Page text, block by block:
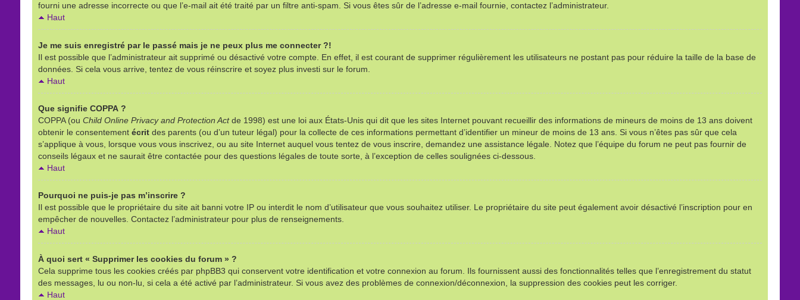
fourni une adresse incorrecte ou que l’e-mail ait été traité par un filtre anti-spam. Si vous êtes sûr de l’adresse e-mail fournie, contactez l’administrateur.
Haut
Je me suis enregistré par le passé mais je ne peux plus me connecter ?!
Il est possible que l’administrateur ait supprimé ou désactivé votre compte. En effet, il est courant de supprimer régulièrement les utilisateurs ne postant pas pour réduire la taille de la base de
données. Si cela vous arrive, tentez de vous réinscrire et soyez plus investi sur le forum.
Haut
Que signifie COPPA ?
COPPA (ou Child Online Privacy and Protection Actde 1998) est une loi aux États-Unis qui dit que les sites Internet pouvant recueillir des informations de mineurs de moins de 13 ans doivent
obtenir le consentement écritdes parents (ou d’un tuteur légal) pour la collecte de ces informations permettant d’identifier un mineur de moins de 13 ans. Si vous n’êtes pas sûr que cela
s’applique à vous, lorsque vous vous inscrivez, ou au site Internet auquel vous tentez de vous inscrire, demandez une assistance légale. Notez que l’équipe du forum ne peut pas fournir de
conseils légaux et ne saurait être contactée pour des questions légales de toute sorte, à l’exception de celles soulignées ci-dessous.
Haut
Pourquoi ne puis-je pas m’inscrire ?
Il est possible que le propriétaire du site ait banni votre IP ou interdit le nom d’utilisateur que vous souhaitez utiliser. Le propriétaire du site peut également avoir désactivé l’inscription pour en
empêcher de nouvelles. Contactez l’administrateur pour plus de renseignements.
Haut
À quoi sert « Supprimer les cookies du forum » ?
Cela supprime tous les cookies créés par phpBB3 qui conservent votre identification et votre connexion au forum. Ils fournissent aussi des fonctionnalités telles que l’enregistrement du statut
des messages, lu ou non-lu, si cela a été activé par l’administrateur. Si vous avez des problèmes de connexion/déconnexion, la suppression des cookies peut les corriger.
Haut